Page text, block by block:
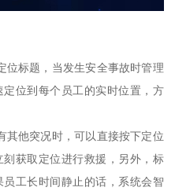
位标题，当发生安全事故时管理
位到每个员工的实时位置，方
其他突况时，可以直接按下定位
获取定位进行救援，另外，标
工长时间静止的话，系统会智